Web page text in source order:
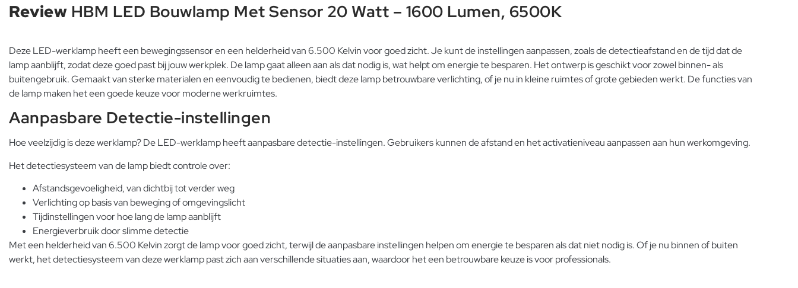
Review HBM LED Bouwlamp Met Sensor 20 Watt – 1600 Lumen, 6500K
Deze LED-werklamp heeft een bewegingssensor en een helderheid van 6.500 Kelvin voor goed zicht. Je kunt de instellingen aanpassen, zoals de detectieafstand en de tijd dat de
lamp aanblijft, zodat deze goed past bij jouw werkplek. De lamp gaat alleen aan als dat nodig is, wat helpt om energie te besparen. Het ontwerp is geschikt voor zowel binnen- als
buitengebruik. Gemaakt van sterke materialen en eenvoudig te bedienen, biedt deze lamp betrouwbare verlichting, of je nu in kleine ruimtes of grote gebieden werkt. De functies van
de lamp maken het een goede keuze voor moderne werkruimtes.
Aanpasbare Detectie-instellingen
Hoe veelzijdig is deze werklamp? De LED-werklamp heeft aanpasbare detectie-instellingen. Gebruikers kunnen de afstand en het activatieniveau aanpassen aan hun werkomgeving.
Het detectiesysteem van de lamp biedt controle over:
Afstandsgevoeligheid, van dichtbij tot verder weg
Verlichting op basis van beweging of omgevingslicht
Tijdinstellingen voor hoe lang de lamp aanblijft
Energieverbruik door slimme detectie
Met een helderheid van 6.500 Kelvin zorgt de lamp voor goed zicht, terwijl de aanpasbare instellingen helpen om energie te besparen als dat niet nodig is. Of je nu binnen of buiten
werkt, het detectiesysteem van deze werklamp past zich aan verschillende situaties aan, waardoor het een betrouwbare keuze is voor professionals.